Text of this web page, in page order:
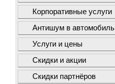
Корпоративные услуги
Антишум в автомобиль
Услуги и цены
Скидки и акции
Скидки партнёров